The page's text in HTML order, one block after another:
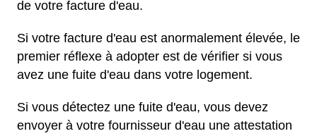
de votre facture d'eau.
Si votre facture d'eau est anormalement élevée, le
premier réflexe à adopter est de vérifier si vous
avez une fuite d'eau dans votre logement.
Si vous détectez une fuite d'eau, vous devez
envoyer à votre fournisseur d'eau une attestation